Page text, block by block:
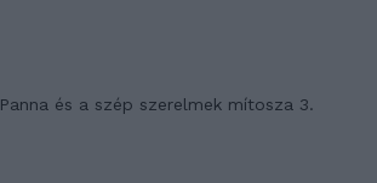
Panna és a szép szerelmek mítosza 3.